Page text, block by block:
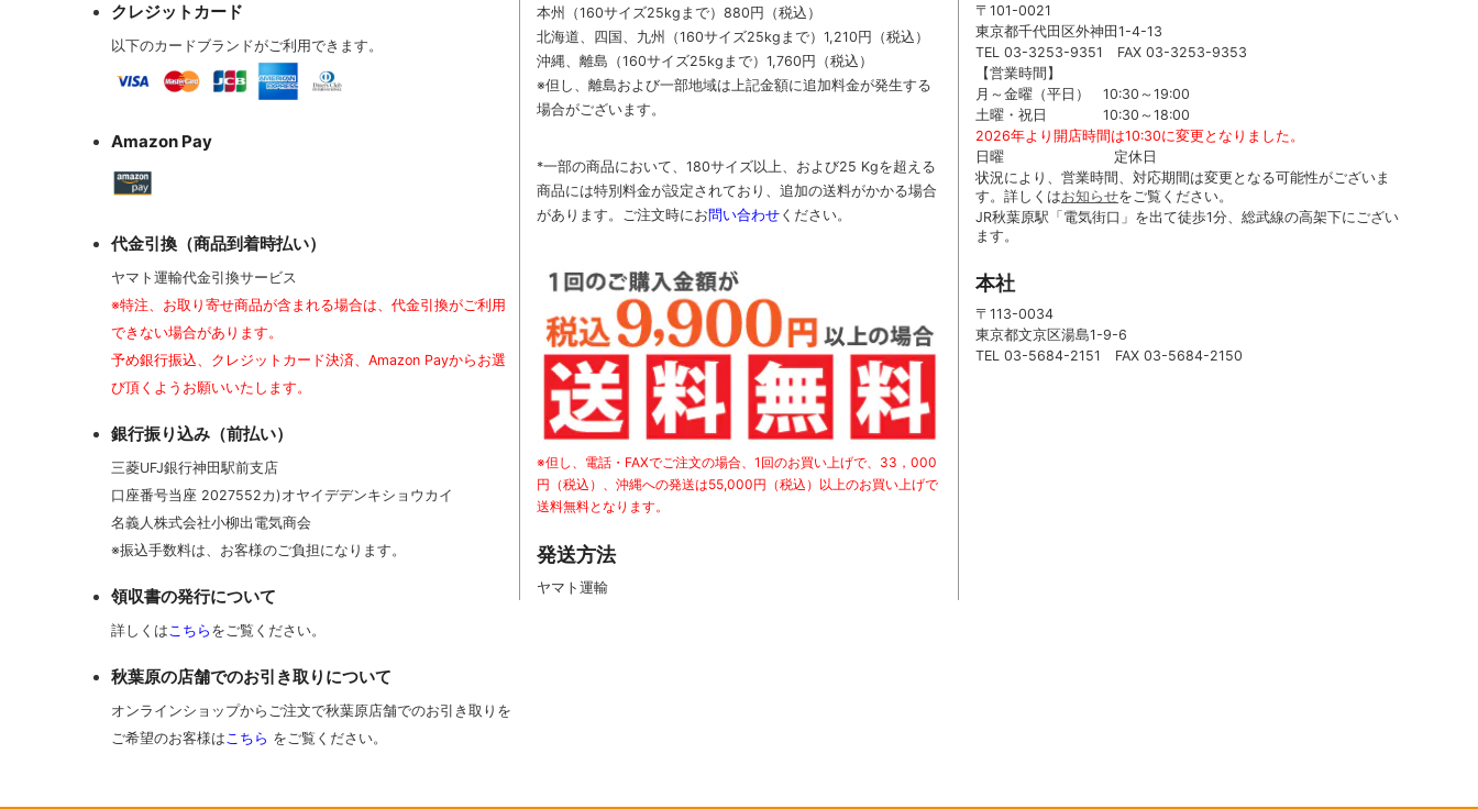
クレジットカード
以下のカードブランドがご利用できます。
Amazon Pay
代金引換（商品到着時払い）
ヤマト運輸代金引換サービス
※特注、お取り寄せ商品が含まれる場合は、代金引換がご利用
できない場合があります。
予め銀行振込、クレジットカード決済、Amazon Payからお選
び頂くようお願いいたします。
銀行振り込み（前払い）
三菱UFJ銀行神田駅前支店
口座番号当座 2027552カ)オヤイデデンキショウカイ
名義人株式会社小柳出電気商会
※振込手数料は、お客様のご負担になります。
領収書の発行について
詳しくはこちら をご覧ください。
秋葉原の店舗でのお引き取りについて
オンラインショップからご注文で秋葉原店舗でのお引き取りを
ご希望のお客様はこちら をご覧ください。
本州（160サイズ25kgまで）880円（税込）
北海道、四国、九州
（160サイズ25kgまで） 1,210円（税込）
沖縄、離島 （160サイズ25kgまで） 1,760円（税込）
※但し、離島および一部地域は上記金額に追加料金が発生する
場合がございます。
*一部の商品において、180サイズ以上、および25 Kgを超える
商品には特別料金が設定されており、追加の送料がかかる場合
があります。 ご注文時にお問い合わせ ください。
※但し、電話・FAXでご注文の場合、1回のお買い上げで、33，000
円（税込）、沖縄への発送は55,000円（税込）以上のお買い上げで
送料無料となります。
発送方法
ヤマト運輸
〒101-0021
東京都千代田区外神田1-4-13
TEL 03-3253-9351 FAX 03-3253-9353
【営業時間】
月～金曜（平日） 10:30～19:00
土曜・祝日 10:30～18:00
2026年より開店時間は10:30に変更となりました。
日曜 定休日
状況により、営業時間、対応期間は変更となる可能性がございま
す。詳しくはお知らせをご覧ください。
JR秋葉原駅「電気街口」を出て徒歩1分、総武線の高架下にござい
ます。
本社
〒113-0034
東京都文京区湯島1-9-6
TEL 03-5684-2151 FAX 03-5684-2150